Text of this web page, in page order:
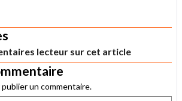
lecteur sur cet article
un commentaire.